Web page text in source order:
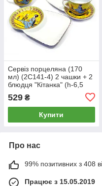
Сервіз порцеляна (170
мл) (2C141-4) 2 чашки + 2
блюдця "Кітанка" (h-6,5
21х12 см)
529 ₴
Купити
Про нас
99% позитивних з 408
Працює з 15.05.2019